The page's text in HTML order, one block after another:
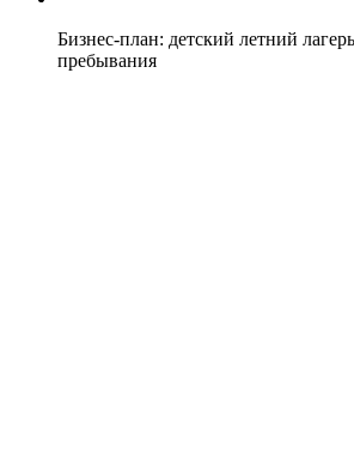
Бизнес-план: детский летний
пребывания